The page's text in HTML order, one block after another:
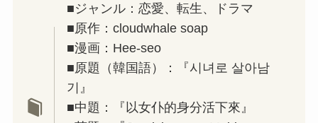
■ジャンル：恋愛、転生、ドラマ
■原作：cloudwhale soap
■漫画：Hee-seo
■原題（韓国語）：『시녀로 살아남
기』
■中題：『以女仆的身分活下來』